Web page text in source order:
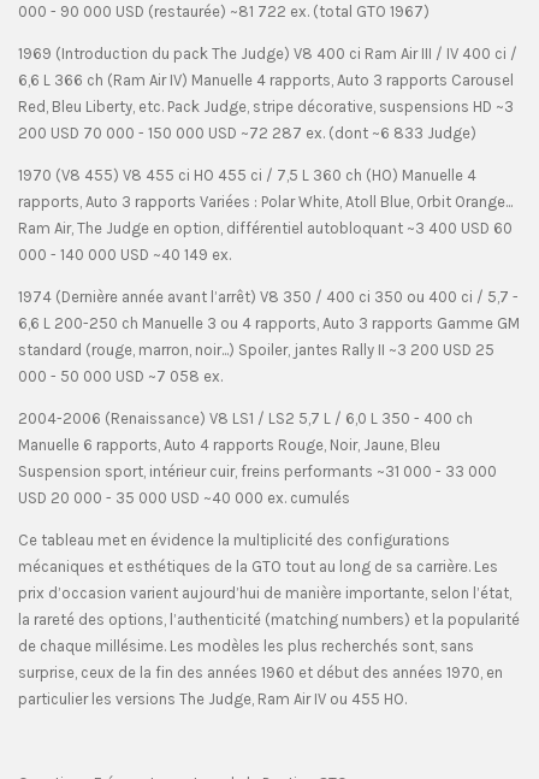
000 - 90 000 USD (restaurée) ~81 722 ex. (total GTO 1967)
1969 (Introduction du pack The Judge) V8 400 ci Ram Air III / IV 400 ci /
6,6 L 366 ch (Ram Air IV) Manuelle 4 rapports, Auto 3 rapports Carousel
Red, Bleu Liberty, etc. Pack Judge, stripe décorative, suspensions HD ~3
200 USD 70 000 - 150 000 USD ~72 287 ex. (dont ~6 833 Judge)
1970 (V8 455) V8 455 ci HO 455 ci / 7,5 L 360 ch (HO) Manuelle 4
rapports, Auto 3 rapports Variées : Polar White, Atoll Blue, Orbit Orange...
Ram Air, The Judge en option, différentiel autobloquant ~3 400 USD 60
000 - 140 000 USD ~40 149 ex.
1974 (Dernière année avant l’arrêt) V8 350 / 400 ci 350 ou 400 ci / 5,7 -
6,6 L 200-250 ch Manuelle 3 ou 4 rapports, Auto 3 rapports Gamme GM
standard (rouge, marron, noir...) Spoiler, jantes Rally II ~3 200 USD 25
000 - 50 000 USD ~7 058 ex.
2004-2006 (Renaissance) V8 LS1 / LS2 5,7 L / 6,0 L 350 - 400 ch
Manuelle 6 rapports, Auto 4 rapports Rouge, Noir, Jaune, Bleu
Suspension sport, intérieur cuir, freins performants ~31 000 - 33 000
USD 20 000 - 35 000 USD ~40 000 ex. cumulés
Ce tableau met en évidence la multiplicité des configurations
mécaniques et esthétiques de la GTO tout au long de sa carrière. Les
prix d’occasion varient aujourd’hui de manière importante, selon l’état,
la rareté des options, l’authenticité (matching numbers) et la popularité
de chaque millésime. Les modèles les plus recherchés sont, sans
surprise, ceux de la fin des années 1960 et début des années 1970, en
particulier les versions The Judge, Ram Air IV ou 455 HO.